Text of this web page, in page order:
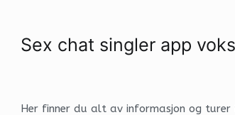
Sex chat singler app
Her finner du alt av informasjon og